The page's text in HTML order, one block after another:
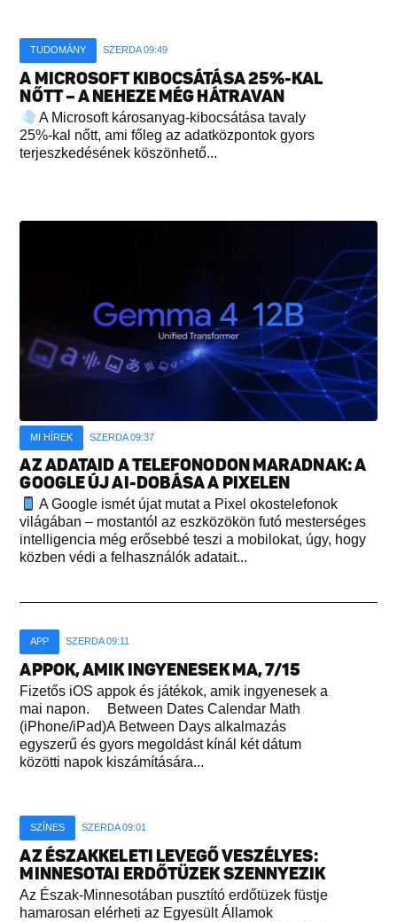
TUDOMÁNY SZERDA 09:49
A MICROSOFT KIBOCSÁTÁSA 25%-KAL
NŐTT – A NEHEZE MÉG HÁTRAVAN
A Microsoft károsanyag-kibocsátása tavaly
25%-kal nőtt, ami főleg az adatközpontok gyors
terjeszkedésének köszönhető...
MI HÍREK SZERDA 09:37
AZ ADATAID A TELEFONODON MARADNAK: A
GOOGLE ÚJ AI-DOBÁSA A PIXELEN
A Google ismét újat mutat a Pixel okostelefonok
világában – mostantól az eszközökön futó mesterséges
intelligencia még erősebbé teszi a mobilokat, úgy, hogy
közben védi a felhasználók adatait...
APP SZERDA 09:11
APPOK, AMIK INGYENESEK MA, 7/15
Fizetős iOS appok és játékok, amik ingyenesek a
mai napon. Between Dates Calendar Math
(iPhone/iPad)A Between Days alkalmazás
egyszerű és gyors megoldást kínál két dátum
közötti napok kiszámítására...
SZÍNES SZERDA 09:01
AZ ÉSZAKKELETI LEVEGŐ VESZÉLYES:
MINNESOTAI ERDŐTÜZEK SZENNYEZIK
Az Észak-Minnesotában pusztító erdőtüzek füstje
hamarosan elérheti az Egyesült Államok